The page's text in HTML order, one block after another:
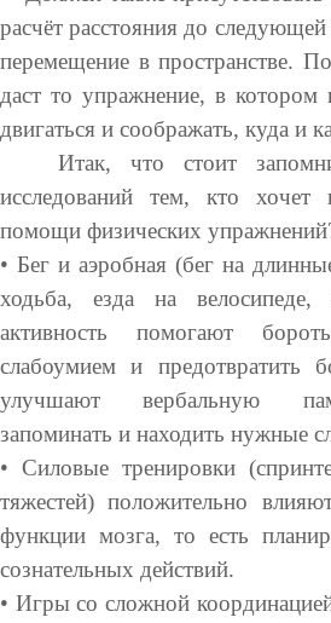
расчёт расстояния до
перемещение в пространстве.
даст то упражнение, в котором
двигаться и соображать, куда и
Итак, что стоит
исследований тем, кто хочет
помощи физических
• Бег и аэробная (бег на
ходьба, езда на велосипеде,
активность помогают
слабоумием и предотвратить
улучшают вербальную
запоминать и находить нужные
• Силовые тренировки
тяжестей) положительно
функции мозга, то есть
сознательных действий.
• Игры со сложной